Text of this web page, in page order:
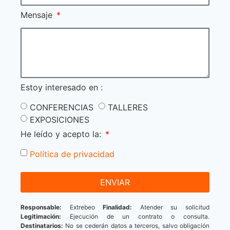
Mensaje
Estoy interesado en :
CONFERENCIAS
TALLERES
EXPOSICIONES
He leído y acepto la:
Política de privacidad
ENVIAR
Responsable: ExtrebeoFinalidad: Atender su solicitud
Legitimación: Ejecución de un contrato o consulta.
Destinatarios: No se cederán datos a terceros, salvo obligación